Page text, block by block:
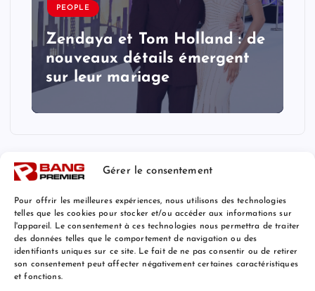
Gérer le consentement
Pour offrir les meilleures expériences, nous utilisons des technologies
telles que les cookies pour stocker et/ou accéder aux informations sur
l'appareil. Le consentement à ces technologies nous permettra de traiter
des données telles que le comportement de navigation ou des
identifiants uniques sur ce site. Le fait de ne pas consentir ou de retirer
son consentement peut affecter négativement certaines caractéristiques
et fonctions.
PEOPLE
Zendaya et Tom Holland : de
nouveaux détails émergent
sur leur mariage
Mentions Légales